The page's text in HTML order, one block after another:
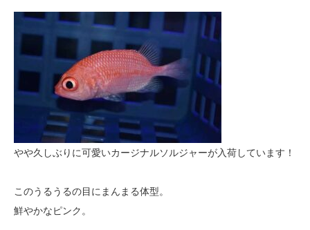
やや久しぶりに可愛いカージナルソルジャーが入荷しています！
このうるうるの目にまんまる体型。
鮮やかなピンク。